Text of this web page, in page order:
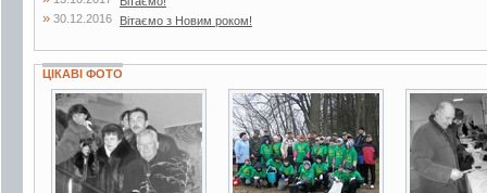
» 30.12.2016 Вітаємо з Новим роком!
ЦІКАВІ ФОТО
4 фото 5 фото 4 фото